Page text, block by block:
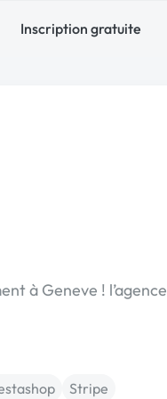
Inscription gratuite
à Geneve ! l’agence
Stripe